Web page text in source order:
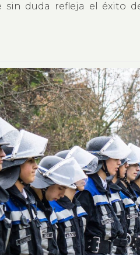
sin duda refleja el éxito